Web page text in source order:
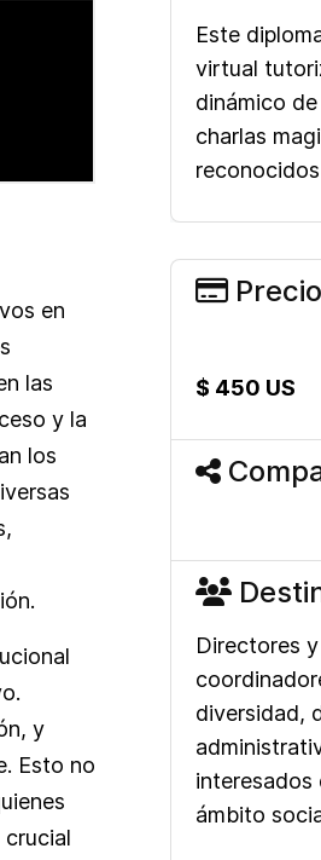
en
las
y la
los
y
Esto no
Este
virtual
dinámico
charlas
Precio
$ 450 US
Directores
diversidad,
interesados
ámbito